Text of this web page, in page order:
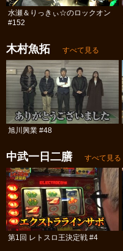
水瀬＆りっきぃ☆のロックオン
#152
木村魚拓 すべて見る
旭川興業 #48
中武一日二膳 すべて見る
第1回 レトスロ王決定戦 #4